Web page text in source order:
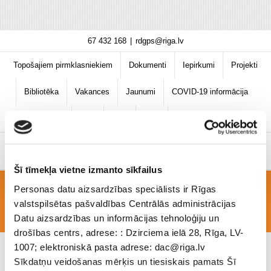
Šī tīmekļa vietne izmanto sīkfailus
Personas datu aizsardzības speciālists ir Rīgas
valstspilsētas pašvaldības Centrālās administrācijas
Datu aizsardzības un informācijas tehnoloģiju un
drošības centrs, adrese: : Dzirciema ielā 28, Rīga, LV-
1007; elektroniskā pasta adrese: dac@riga.lv
Sīkdatņu veidošanas mērķis un tiesiskais pamats Šī
content
67 432 168 rdgps@riga.lv
Topošajiem pirmklasniekiem Dokumenti Iepirkumi Projekti
Bibliotēka Vakances Jaunumi COVID-19 informācija
Barikades